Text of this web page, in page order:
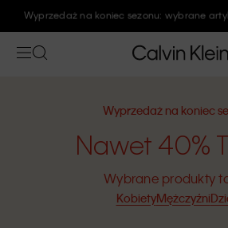
Zapisz się na newsletter Calvin Klein i
Wyprzedaż na koniec
Nawet 40%
Wybrane produkty
KobietyMężczyźni